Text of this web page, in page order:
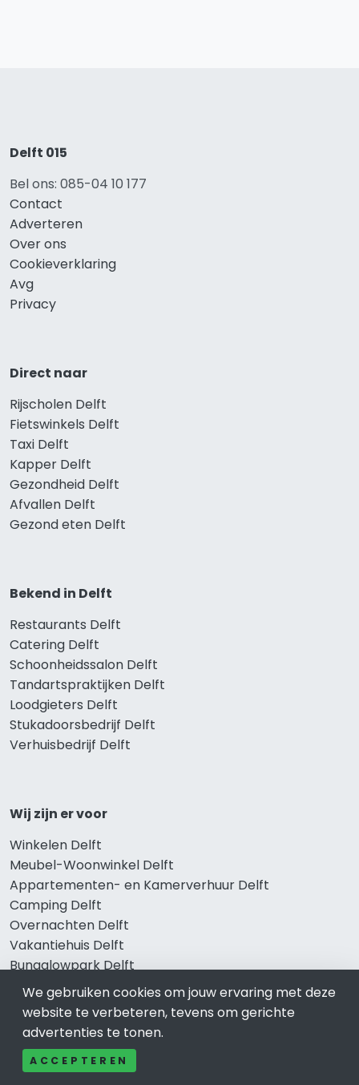
Delft 015
Bel ons: 085-04 10 177
Contact
Adverteren
Over ons
Cookieverklaring
Avg
Privacy
Direct naar
Rijscholen Delft
Fietswinkels Delft
Taxi Delft
Kapper Delft
Gezondheid Delft
Afvallen Delft
Gezond eten Delft
Bekend in Delft
Restaurants Delft
Catering Delft
Schoonheidssalon Delft
Tandartspraktijken Delft
Loodgieters Delft
Stukadoorsbedrijf Delft
Verhuisbedrijf Delft
Wij zijn er voor
Winkelen Delft
Meubel-Woonwinkel Delft
Appartementen- en Kamerverhuur Delft
Camping Delft
Overnachten Delft
Vakantiehuis Delft
Bungalowpark Delft
Thema’s
Klussenbedrijf Delft
We gebruiken cookies om jouw ervaring met deze
website te verbeteren, tevens om gerichte
advertenties te tonen.
ACCEPTEREN